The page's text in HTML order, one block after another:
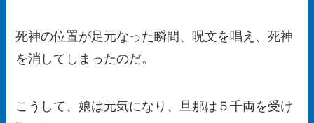
死神の位置が足元なった瞬間、呪文を唱え、死神
を消してしまったのだ。
こうして、娘は元気になり、旦那は５千両を受け